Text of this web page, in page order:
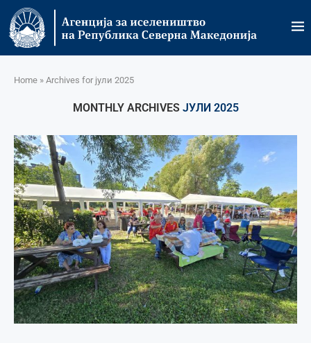
Home » Archives for јули 2025
MONTHLY ARCHIVES ЈУЛИ 2025